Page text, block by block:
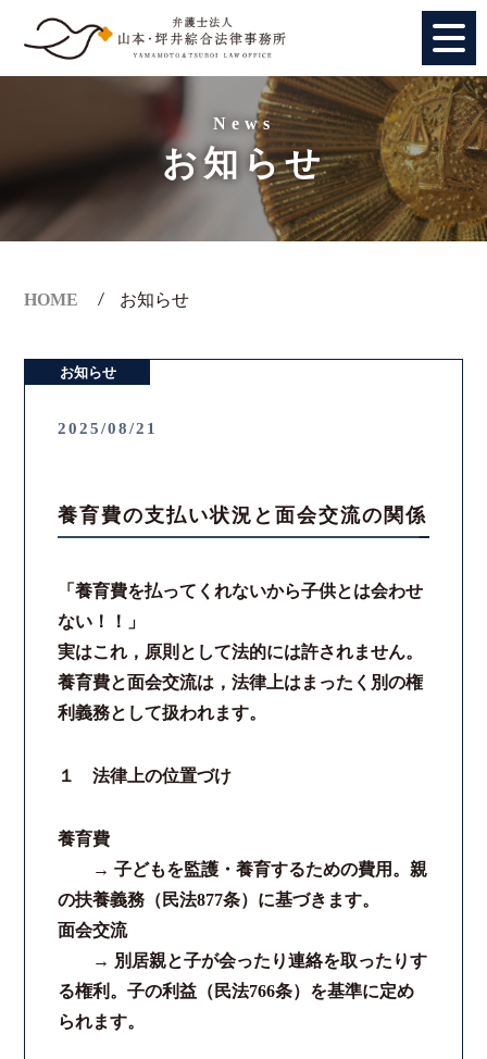
法人のお客様
ご相談の流れ
弁護士費用
解決事例
お客様の声
採用情報
スタッフインタビュー
カウンセリング
法律相談継続サポートプラン
News
お知らせ
HOME お知らせ
お知らせ
2025/08/21
養育費の支払い状況と面会交流の関係
「養育費を払ってくれないから子供とは会わせ
ない！！」
実はこれ，原則として法的には許されません。
養育費と面会交流は，法律上はまったく別の権
利義務として扱われます。
１ 法律上の位置づけ
養育費
→ 子どもを監護・養育するための費用。親
の扶養義務（民法877条）に基づきます。
面会交流
→ 別居親と子が会ったり連絡を取ったりす
る権利。子の利益（民法766条）を基準に定め
られます。